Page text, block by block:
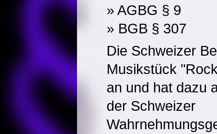
» AGBG § 9
» BGB § 307
Die Schweizer
Musikstück
an und hat dazu
der Schweizer